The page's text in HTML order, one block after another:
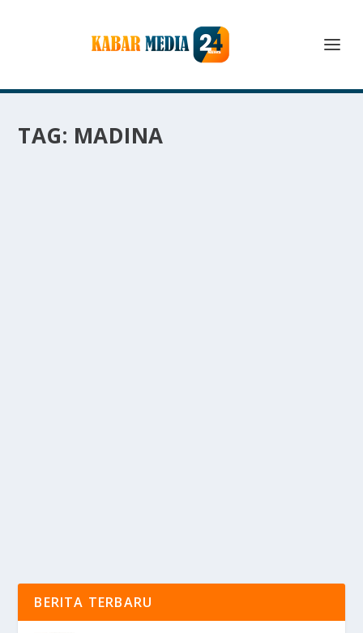
TAG: MADINA
BERITA TERBARU